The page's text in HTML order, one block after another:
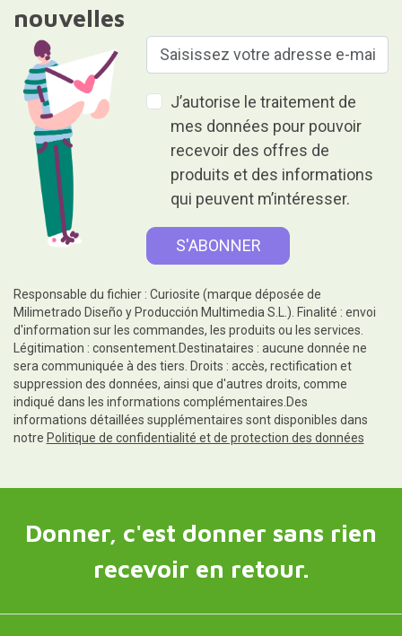
nouvelles
J’autorise le traitement de
mes données pour pouvoir
recevoir des offres de
produits et des informations
qui peuvent m’intéresser.
Responsable du fichier : Curiosite (marque déposée de
Milimetrado Diseño y Producción Multimedia S.L.). Finalité : envoi
d'information sur les commandes, les produits ou les services.
Légitimation : consentement.Destinataires : aucune donnée ne
sera communiquée à des tiers. Droits : accès, rectification et
suppression des données, ainsi que d'autres droits, comme
indiqué dans les informations complémentaires.Des
informations détaillées supplémentaires sont disponibles dans
notre Politique de confidentialité et de protection des données
Donner, c'est donner sans rien
recevoir en retour.